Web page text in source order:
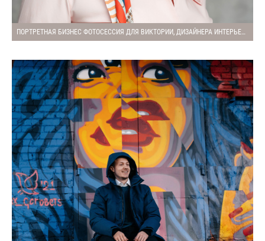
ПОРТРЕТНАЯ БИЗНЕС ФОТОСЕССИЯ ДЛЯ ВИКТОРИИ, ДИЗАЙНЕРА ИНТЕРЬЕРОВ (КОНТЕНТ СЪЕМКА)